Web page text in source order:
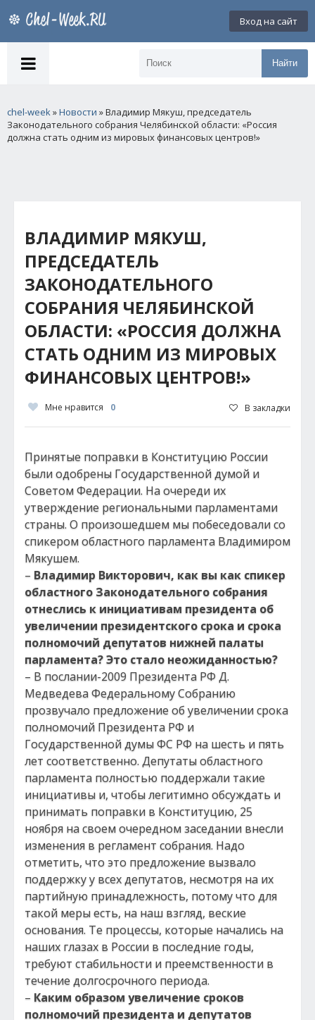
Вход на сайт
Найти
chel-week»Новости » Владимир Мякуш, председатель
Законодательного собрания Челябинской области: «Россия
должна стать одним из мировых финансовых центров!»
ВЛАДИМИР МЯКУШ,
ПРЕДСЕДАТЕЛЬ
ЗАКОНОДАТЕЛЬНОГО
СОБРАНИЯ ЧЕЛЯБИНСКОЙ
ОБЛАСТИ: «РОССИЯ ДОЛЖНА
СТАТЬ ОДНИМ ИЗ МИРОВЫХ
ФИНАНСОВЫХ ЦЕНТРОВ!»
Мне нравится 0 В закладки
Принятые поправки в Конституцию России
были одобрены Государственной думой и
Советом Федерации. На очереди их
утверждение региональными парламентами
страны. О произошедшем мы побеседовали со
спикером областного парламента Владимиром
Мякушем.
– Владимир Викторович, как вы как спикер
областного Законодательного собрания
отнеслись к инициативам президента об
увеличении президентского срока и срока
полномочий депутатов нижней палаты
парламента? Это стало неожиданностью?
– В послании-2009 Президента РФ Д.
Медведева Федеральному Собранию
прозвучало предложение об увеличении срока
полномочий Президента РФ и
Государственной думы ФС РФ на шесть и пять
лет соответственно. Депутаты областного
парламента полностью поддержали такие
инициативы и, чтобы легитимно обсуждать и
принимать поправки в Конституцию, 25
ноября на своем очередном заседании внесли
изменения в регламент собрания. Надо
отметить, что это предложение вызвало
поддержку у всех депутатов, несмотря на их
партийную принадлежность, потому что для
такой меры есть, на наш взгляд, веские
основания. Те процессы, которые начались на
наших глазах в России в последние годы,
требуют стабильности и преемственности в
течение долгосрочного периода.
– Каким образом увеличение сроков
полномочий президента и депутатов